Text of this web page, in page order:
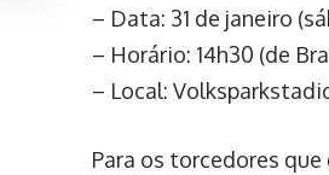
– Data: 31 de janeiro
– Horário: 14h30 (de
– Local:
Para os torcedores